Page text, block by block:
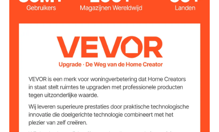
cederhout
Productafmetinge
58 x 26,8 x 77,95 inch / 1473
x 680 x 1980 mm